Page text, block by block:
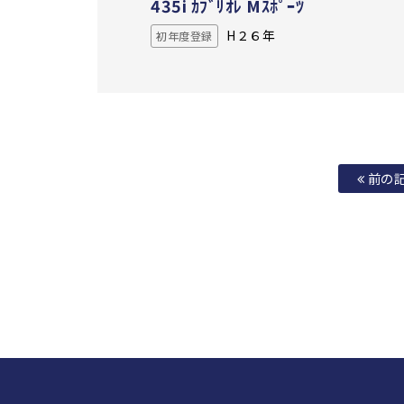
435i ｶﾌﾞﾘｵﾚ Mｽﾎﾟｰﾂ
初年度登録 H２６年
前の